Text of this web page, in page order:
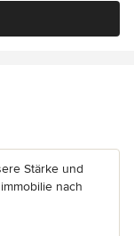
Stärke und
nach